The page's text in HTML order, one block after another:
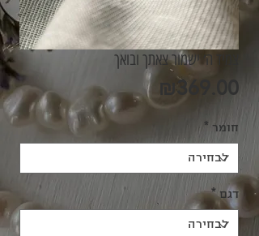
צמיד ה׳ ישמור צאתך ובואך
₪369.00 מחיר
חומר *
דגם *